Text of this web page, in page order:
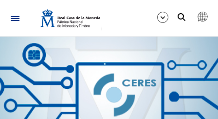
Navegación
Mostrar/Ocultar
Mostrar/Ocultar